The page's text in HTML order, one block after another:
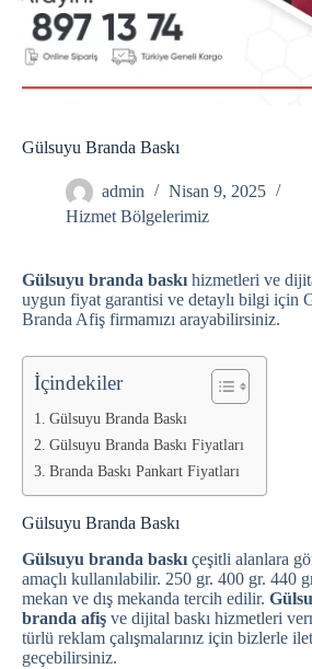
Gülsuyu Branda Baskı
admin
Nisan 9, 2025
Hizmet Bölgelerimiz
Gülsuyu branda baskı hizmetleri ve
uygun fiyat garantisi ve detaylı bilgi için
Branda Afiş firmamızı arayabilirsiniz.
İçindekiler
Gülsuyu Branda Baskı
Gülsuyu Branda Baskı Fiyatları
Branda Baskı Pankart Fiyatları
Gülsuyu Branda Baskı
Gülsuyu branda baskı çeşitli alanlara
amaçlı kullanılabilir. 250 gr. 400 gr. 440
mekan ve dış mekanda tercih edilir.
branda afiş ve dijital baskı hizmetleri
türlü reklam çalışmalarınız için bizlerle
geçebilirsiniz.